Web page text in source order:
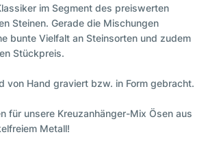
im Segment des preiswerten
Steinen. Gerade die Mischungen
bunte Vielfalt an Steinsorten und zudem
Stückpreis.
von Hand graviert bzw. in Form gebracht.
für unsere Kreuzanhänger-Mix Ösen aus
Metall!